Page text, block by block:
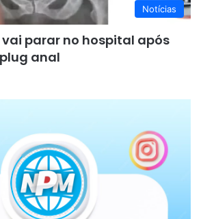
Notícias
parar no hospital após
anal